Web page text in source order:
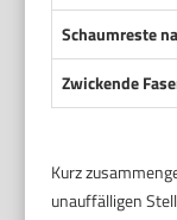
Schaumreste
Zwickende
Kurz
unauffälligen